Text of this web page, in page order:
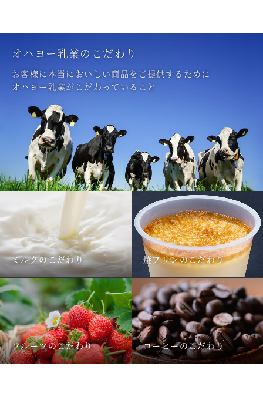
オハヨー乳業のこだわり
お客様に本当においしい商品をご提供するために
オハヨー乳業がこだわっていること
ミルクのこだわり 焼プリンのこだわり
フルーツのこだわり コーヒーのこだわり